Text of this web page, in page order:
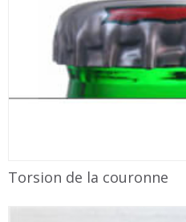
Torsion de la couronne